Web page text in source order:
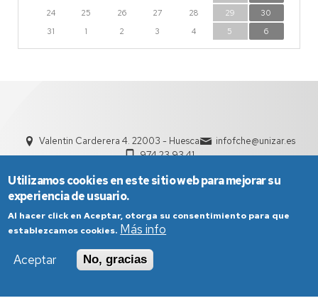
24
25 26 27 28 29
30
31
1 2 3 4 5 6
Valentin Carderera 4. 22003 - Huesca
infofche@unizar.es
974 23 93 41
Aviso Legal
Condiciones generales de uso
Utilizamos cookies en este sitio web para mejorar su
experiencia de usuario.
Al hacer click en Aceptar, otorga su consentimiento para que
establezcamos cookies. Más info
Aceptar
No, gracias